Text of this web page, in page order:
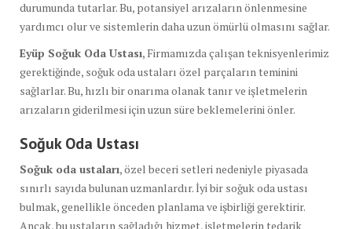
durumunda tutarlar. Bu, potansiyel arızaların önlenmesine
yardımcı olur ve sistemlerin daha uzun ömürlü olmasını sağlar.
Eyüp Soğuk Oda Ustası, Firmamızda çalışan teknisyenlerimiz
gerektiğinde, soğuk oda ustaları özel parçaların teminini
sağlarlar. Bu, hızlı bir onarıma olanak tanır ve işletmelerin
arızaların giderilmesi için uzun süre beklemelerini önler.
Soğuk Oda Ustası
Soğuk oda ustaları, özel beceri setleri nedeniyle piyasada
sınırlı sayıda bulunan uzmanlardır. İyi bir soğuk oda ustası
bulmak, genellikle önceden planlama ve işbirliği gerektirir.
Ancak, bu ustaların sağladığı hizmet, işletmelerin tedarik